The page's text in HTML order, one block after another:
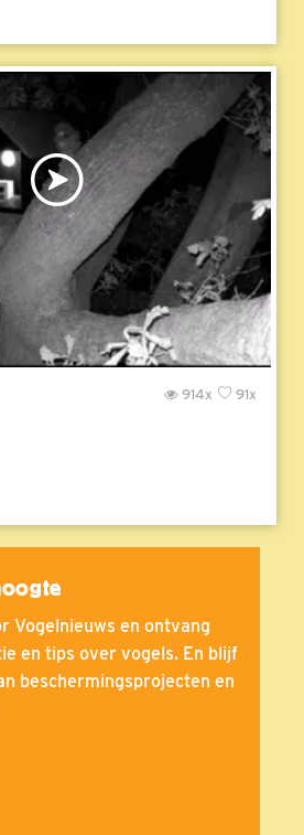
91x
914x
Vogelnieuws en ontvang
en tips over vogels. En blijf
beschermingsprojecten en